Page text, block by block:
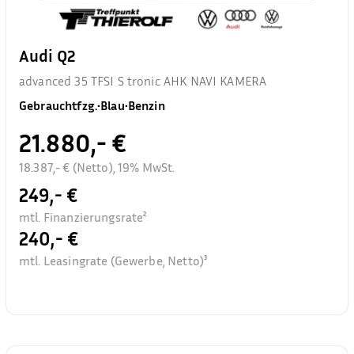
Audi Q2
advanced 35 TFSI S tronic AHK NAVI KAMERA
Gebrauchtfzg.•Blau•Benzin
21.880,- €
18.387,- € (Netto), 19% MwSt.
249,- €
mtl. Finanzierungsrate²
240,- €
mtl. Leasingrate (Gewerbe, Netto)³